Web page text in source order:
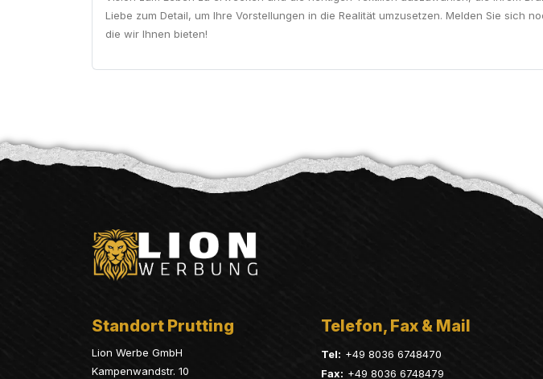
Liebe zum Detail, um Ihre Vorstellungen in die Realität umzusetzen. Melden Sie sich
die wir Ihnen bieten!
Standort Prutting
Lion Werbe GmbH
Kampenwandstr. 10
Telefon, Fax & Mail
Tel: +49 8036 6748470
Fax: +49 8036 6748479